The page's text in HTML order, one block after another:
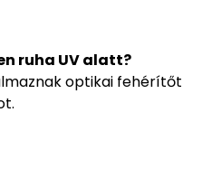
ruha UV alatt?
optikai fehérítőt